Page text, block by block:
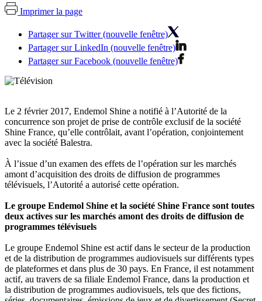
Imprimer la page
Partager sur Twitter (nouvelle fenêtre)
Partager sur LinkedIn (nouvelle fenêtre)
Partager sur Facebook (nouvelle fenêtre)
Le 2 février 2017, Endemol Shine a notifié à l’Autorité de la
concurrence son projet de prise de contrôle exclusif de la société
Shine France, qu’elle contrôlait, avant l’opération, conjointement
avec la société Balestra.
À l’issue d’un examen des effets de l’opération sur les marchés
amont d’acquisition des droits de diffusion de programmes
télévisuels, l’Autorité a autorisé cette opération.
Le groupe Endemol Shine et la société Shine France sont toutes
deux actives sur les marchés amont des droits de diffusion de
programmes télévisuels
Le groupe Endemol Shine est actif dans le secteur de la production
et de la distribution de programmes audiovisuels sur différents types
de plateformes et dans plus de 30 pays. En France, il est notamment
actif, au travers de sa filiale Endemol France, dans la production et
la distribution de programmes audiovisuels, tels que des fictions,